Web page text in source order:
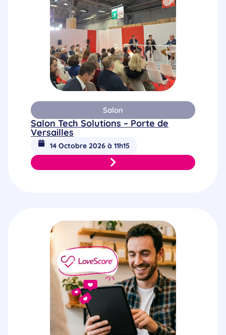
Salon
Salon Tech Solutions – Porte de
Versailles
14 Octobre 2026 à 11h15